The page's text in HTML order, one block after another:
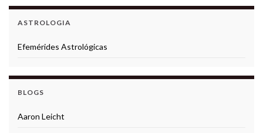
ASTROLOGIA
Efemérides Astrológicas
BLOGS
Aaron Leicht